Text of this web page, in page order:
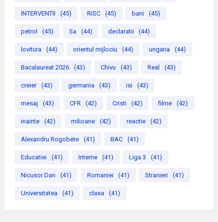
INTERVENTII (45) RISC (45) bani (45)
petrol (45) Sa (44) declaratii (44)
lovitura (44) orientul mijlociu (44) ungaria (44)
Bacalaureat 2026 (43) Chivu (43) Real (43)
creier (43) germania (43) isi (43)
mesaj (43) CFR (42) Cristi (42) filme (42)
inainte (42) milioane (42) reactie (42)
Alexandru Rogobete (41) BAC (41)
Educatiei (41) Interne (41) Liga 3 (41)
Nicusor Dan (41) Romaniei (41) Stranieri (41)
Universitatea (41) clasa (41)